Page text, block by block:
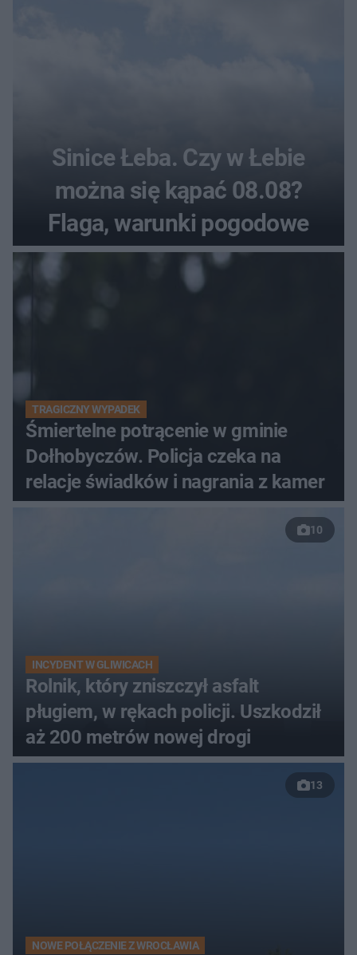
Sinice Łeba. Czy w Łebie
można się kąpać 08.08?
Flaga, warunki pogodowe
TRAGICZNY WYPADEK
Śmiertelne potrącenie w gminie
Dołhobyczów. Policja czeka na
relacje świadków i nagrania z kamer
10
INCYDENT W GLIWICACH
Rolnik, który zniszczył asfalt
pługiem, w rękach policji. Uszkodził
aż 200 metrów nowej drogi
13
NOWE POŁĄCZENIE Z WROCŁAWIA